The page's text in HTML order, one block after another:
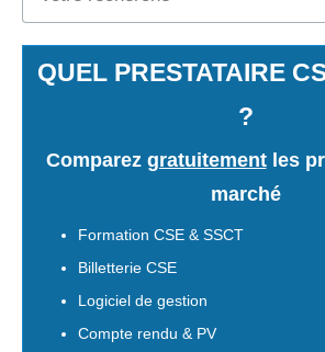
QUEL PRESTATAIRE
?
Comparez gratuitementles
marché
Formation CSE & SSCT
Billetterie CSE
Logiciel de gestion
Compte rendu & PV